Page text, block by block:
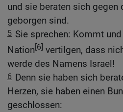
und sie beraten sich gegen
geborgen sind.
5 Sie sprechen: Kommt
Nation[6] vertilgen, dass
werde des Namens Israel!
6 Denn sie haben sich
Herzen, sie haben einen
geschlossen: